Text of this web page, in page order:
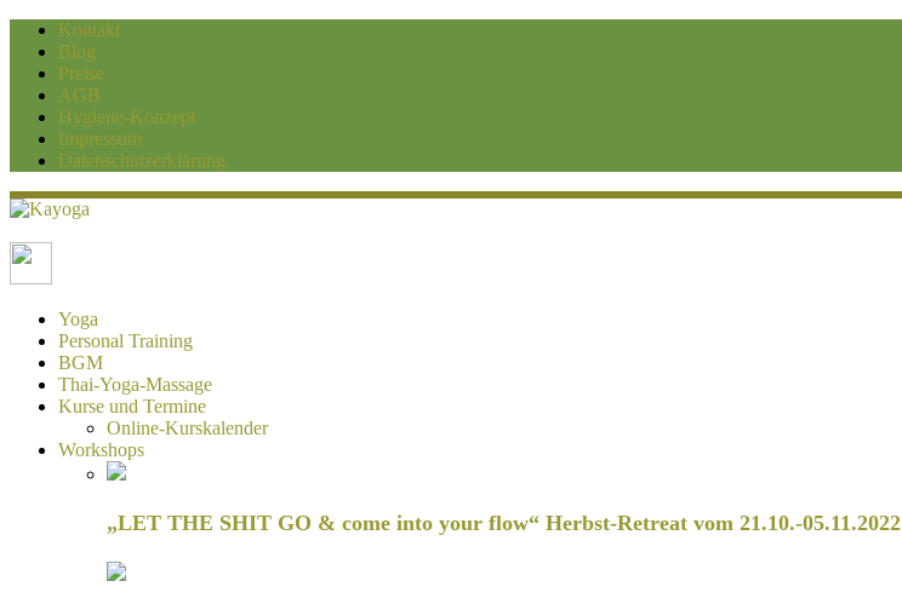
Kontakt
Blog
Preise
AGB
Hygiene-Konzept
Impressum
Datenschutzerklärung
Kayoga
Yoga und Personaltraining Duisburg
Yoga
Personal Training
BGM
Thai-Yoga-Massage
Kurse und Termine
Online-Kurskalender
Workshops
„LET THE SHIT GO & come into your flow“ Herbst-Retreat vom 21.10.-05.11.2022